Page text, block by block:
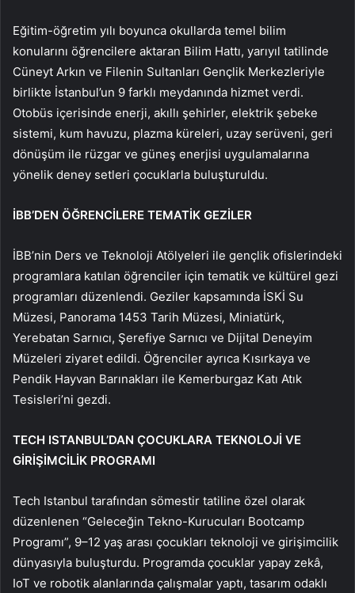
Eğitim-öğretim yılı boyunca okullarda temel bilim
konularını öğrencilere aktaran Bilim Hattı, yarıyıl tatilinde
Cüneyt Arkın ve Filenin Sultanları Gençlik Merkezleriyle
birlikte İstanbul’un 9 farklı meydanında hizmet verdi.
Otobüs içerisinde enerji, akıllı şehirler, elektrik şebeke
sistemi, kum havuzu, plazma küreleri, uzay serüveni, geri
dönüşüm ile rüzgar ve güneş enerjisi uygulamalarına
yönelik deney setleri çocuklarla buluşturuldu.
İBB’DEN ÖĞRENCİLERE TEMATİK GEZİLER
İBB’nin Ders ve Teknoloji Atölyeleri ile gençlik ofislerindeki
programlara katılan öğrenciler için tematik ve kültürel gezi
programları düzenlendi. Geziler kapsamında İSKİ Su
Müzesi, Panorama 1453 Tarih Müzesi, Miniatürk,
Yerebatan Sarnıcı, Şerefiye Sarnıcı ve Dijital Deneyim
Müzeleri ziyaret edildi. Öğrenciler ayrıca Kısırkaya ve
Pendik Hayvan Barınakları ile Kemerburgaz Katı Atık
Tesisleri’ni gezdi.
TECH ISTANBUL’DAN ÇOCUKLARA TEKNOLOJİ VE
GİRİŞİMCİLİK PROGRAMI
Tech Istanbul tarafından sömestir tatiline özel olarak
düzenlenen “Geleceğin Tekno-Kurucuları Bootcamp
Programı”, 9–12 yaş arası çocukları teknoloji ve girişimcilik
dünyasıyla buluşturdu. Programda çocuklar yapay zekâ,
IoT ve robotik alanlarında çalışmalar yaptı, tasarım odaklı